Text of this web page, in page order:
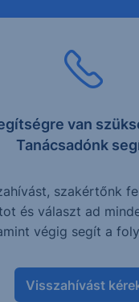
van
Tanácsadónk
szakértőnk
és választ ad
végig segít a
Visszahívást